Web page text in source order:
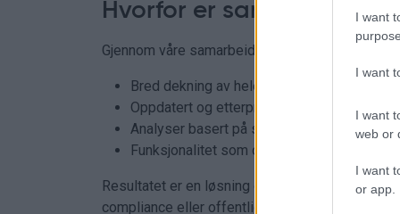
I want
I want
I want
web or
I want
or app.
Hvorfor er
Gjennom våre samarbeidspartnere kan vi levere:
Bred dekning av hele norsk næringsliv
Oppdatert og etterprøvbar informasjon
Analyser basert på solide datagrunnlag
Funksjonalitet som overvåking, score,
Resultatet er en løsning du kan stole på –
compliance eller offentlig saksbehandling.